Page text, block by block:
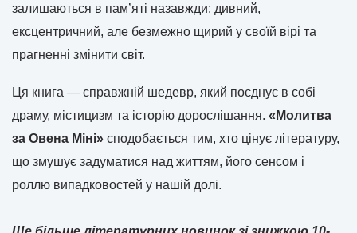
залишаються в пам’яті назавжди: дивний,
ексцентричний, але безмежно щирий у своїй вірі та
прагненні змінити світ.
Ця книга — справжній шедевр, який поєднує в собі
драму, містицизм та історію дорослішання. «Молитва
за Овена Міні» сподобається тим, хто цінує літературу,
що змушує задуматися над життям, його сенсом і
роллю випадковостей у нашій долі.